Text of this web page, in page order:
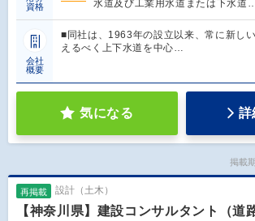
資格
水道及び工業用水道または下水道
会社
概要
■同社は、1963年の設立以来、常に新し
えるべく上下水道を中心…
気になる 詳
掲載
再掲載 設計（土木）
【神奈川県】建設コンサルタント（